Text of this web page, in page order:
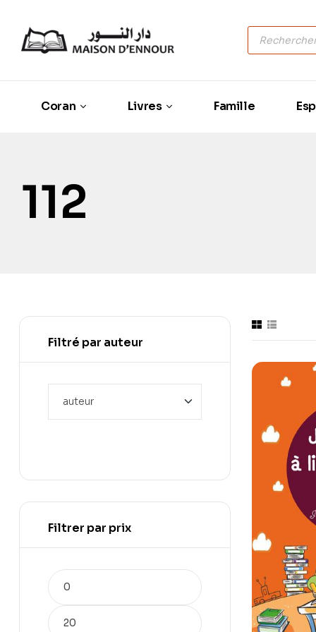
Coran Livres Famille
112
Filtré par auteur
Filtrer par prix